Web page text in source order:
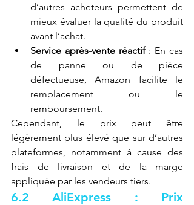
d’autres acheteurs permettent de
mieux évaluer la qualité du produit
avant l’achat.
Service après-vente réactif : En cas
de panne ou de pièce
défectueuse, Amazon facilite le
remplacement ou le
remboursement.
Cependant, le prix peut être
légèrement plus élevé que sur d’autres
plateformes, notamment à cause des
frais de livraison et de la marge
appliquée par les vendeurs tiers.
6.2 AliExpress : Prix